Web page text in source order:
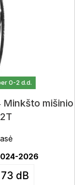
0-2 d.d.
mišinio
2026
73 dB